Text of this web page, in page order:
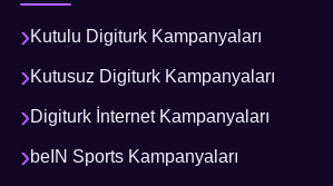
Kutulu Digiturk Kampanyaları
Kutusuz Digiturk Kampanyaları
Digiturk İnternet Kampanyaları
beIN Sports Kampanyaları